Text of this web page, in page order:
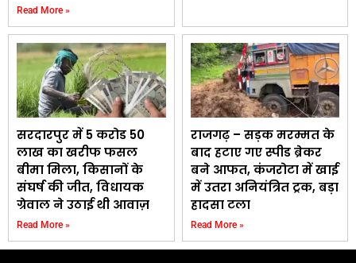
Read More »
सरदारपुर में 5 करोड 50
लाख का खरीफ फसल
बीमा मिला, किसानों के
संघर्ष की जीत, विधायक
ग्रेवाल ने उठाई थी आवाज़
Read More »
राजगढ़ – सड़क मरम्मत के
बाद हटाए गए स्पीड ब्रेकर
बने आफत, कंजरोटा में खाई
में उतरा अनियंत्रित ट्रक, बड़ा
हादसा टला
Read More »